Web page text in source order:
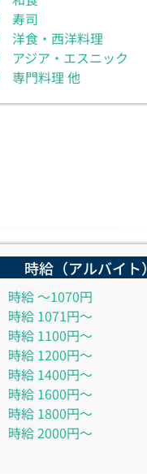
寿司
洋食・西洋料理
アジア・エスニック
専門料理 他
時給（アルバイト）
時給 ～1070円
時給 1071円～
時給 1100円～
時給 1200円～
時給 1400円～
時給 1600円～
時給 1800円～
時給 2000円～